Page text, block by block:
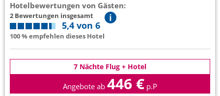
Hotelbewertungen von Gästen:
2 Bewertungen insgesamt
5,4 von 6
100 % empfehlen dieses Hotel
7 Nächte Flug + Hotel
Angebote ab 446 € p.P